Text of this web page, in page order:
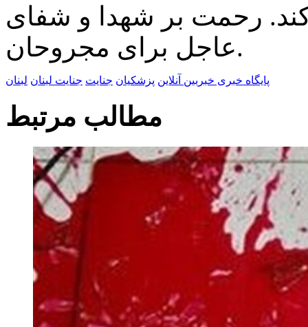
رحمت بر شهدا و شفای
عاجل برای مجروحان.
پایگاه خبری خبربین آنلاین پزشکیان جنایت جنایت لبنان لبنان
مطالب مرتبط